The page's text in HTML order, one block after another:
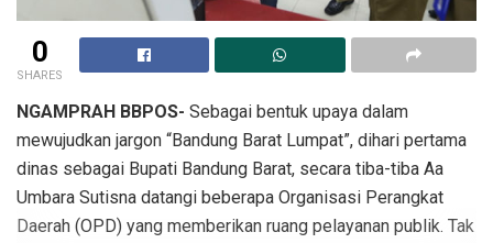
0
SHARES
NGAMPRAH BBPOS- Sebagai bentuk upaya dalam
mewujudkan jargon “Bandung Barat Lumpat”, dihari pertama
dinas sebagai Bupati Bandung Barat, secara tiba-tiba Aa
Umbara Sutisna datangi beberapa Organisasi Perangkat
Daerah (OPD) yang memberikan ruang pelayanan publik. Tak